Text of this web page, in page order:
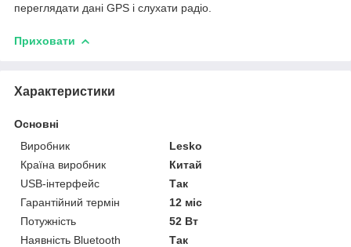
переглядати дані GPS і слухати радіо.
Приховати
Характеристики
Основні
Виробник
Lesko
Країна виробник
Китай
USB-інтерфейс
Так
Гарантійний термін
12 міс
Потужність
52 Вт
Наявність Bluetooth
Так